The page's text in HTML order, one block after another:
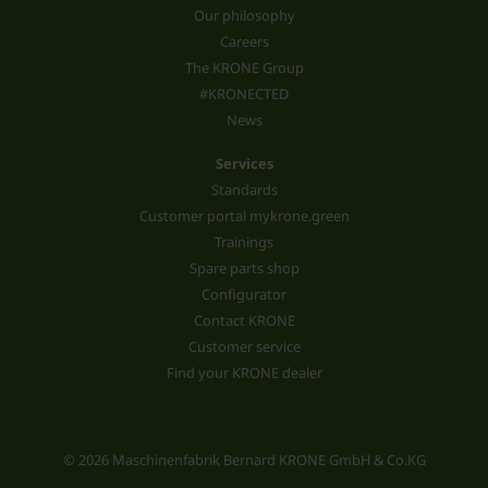
Our philosophy
Careers
The KRONE Group
#KRONECTED
News
Services
Standards
Customer portal mykrone.green
Trainings
Spare parts shop
Configurator
Contact KRONE
Customer service
Find your KRONE dealer
© 2026 Maschinenfabrik Bernard KRONE GmbH & Co.KG